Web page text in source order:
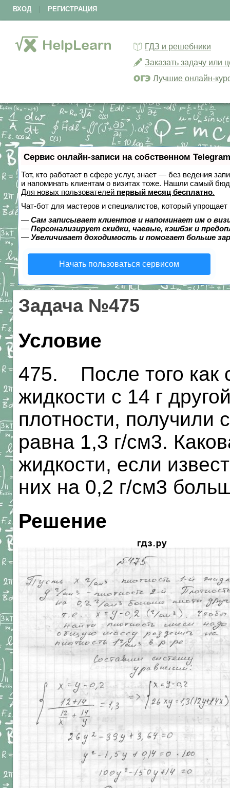
ВХОД РЕГИСТРАЦИЯ
ГДЗ и решебники
Заказать задачу или
Лучшие онлайн-
Сервис онлайн-записи на собственном
Тот, кто работает в сфере услуг, знает — без ведения
и напоминать клиентам о визитах тоже. Нашли самый
Для новых пользователей первый месяц бесплатно.
Чат-бот для мастеров и специалистов, который упрощает
— Сам записывает клиентов и напоминает им о
— Персонализирует скидки, чаевые, кэшбэк и
— Увеличивает доходимость и помогает больше
Начать пользоваться сервисом
Задача №475
Условие
475. После того как
жидкости с 14 г
плотности, получили
равна 1,3 г/см3.
жидкости, если
них на 0,2 г/см3
Решение